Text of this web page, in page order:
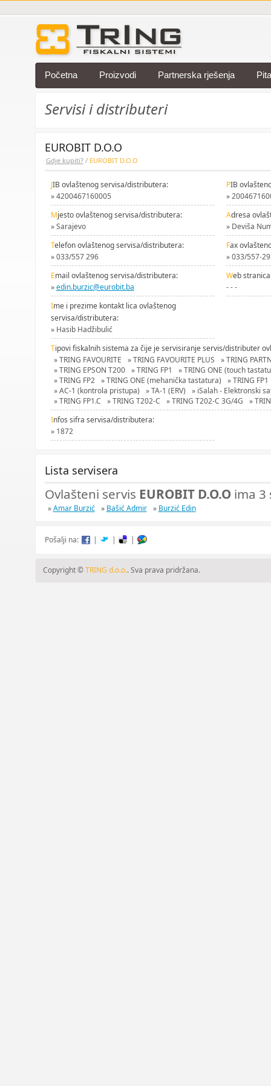
Početna Proizvodi Partnerska rješenja
Servisi i distributeri
EUROBIT D.O.O
Gdje kupiti? / EUROBIT D.O.O
JIB ovlaštenog servisa/distributera:
» 4200467160005
PIB
»
Mjesto ovlaštenog servisa/distributera:
» Sarajevo
Adresa
» Deviša
Telefon ovlaštenog servisa/distributera:
» 033/557 296
Fax
» 033/557-
Email ovlaštenog servisa/distributera:
»edin.burzic@eurobit.ba
Web
- - -
Ime i prezime kontakt lica ovlaštenog
servisa/distributera:
» Hasib Hadžibulić
Tipovi fiskalnih sistema za čije je servisiranje servis/distributer
» TRING FAVOURITE
» TRING FAVOURITE PLUS
» TRING
» TRING EPSON T200
» TRING FP1
» TRING ONE (touch
» TRING FP2
» TRING ONE (mehanička tastatura)
» TRING FP1
» AC-1 (kontrola pristupa)
» TA-1 (ERV)
» iSalah - Elektronski
» TRING FP1.C
» TRING T202-C » TRING T202-C 3G/4G
»
Infos sifra servisa/distributera:
» 1872
Lista servisera
Ovlašteni servis EUROBIT D.O.Oima 3
»Amar Burzić » Bašić Admir » Burzić Edin
Pošalji na: | | |
Copyright ©TRING d.o.o.. Sva prava pridržana.